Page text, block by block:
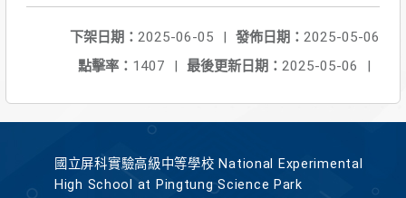
發佈日期： 2025-05-06
下架日期： 2025-06-05
|
最後更新日期： 2025-05-06 |
點擊率： 1407 |
國立屏科實驗高級中等學校 National Experimental
High School at Pingtung Science Park